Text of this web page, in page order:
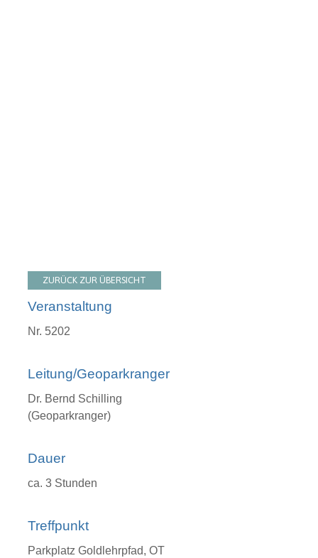
ZURÜCK ZUR ÜBERSICHT
Veranstaltung
Nr. 5202
Leitung/Geoparkranger
Dr. Bernd Schilling
(Geoparkranger)
Dauer
ca. 3 Stunden
Treffpunkt
Parkplatz Goldlehrpfad, OT